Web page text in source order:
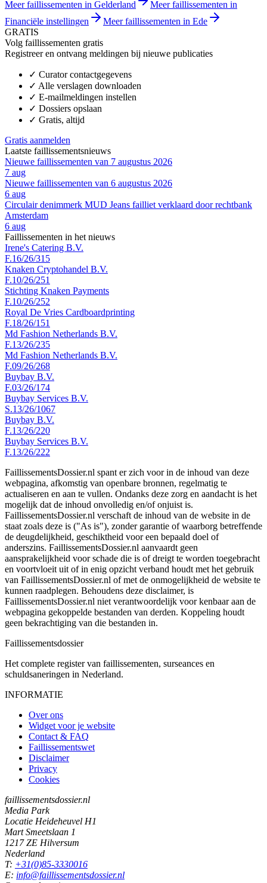
Meer faillissementen in Gelderland
Meer faillissementen in
Financiële instellingen
Meer faillissementen in Ede
GRATIS
Volg faillissementen gratis
Registreer en ontvang meldingen bij nieuwe publicaties
✓ Curator contactgegevens
✓ Alle verslagen downloaden
✓ E-mailmeldingen instellen
✓ Dossiers opslaan
✓ Gratis, altijd
Gratis aanmelden
Laatste faillissementsnieuws
Nieuwe faillissementen van 7 augustus 2026
7 aug
Nieuwe faillissementen van 6 augustus 2026
6 aug
Circulair denimmerk MUD Jeans failliet verklaard door rechtbank
Amsterdam
6 aug
Faillissementen in het nieuws
Irene's Catering B.V.
F.16/26/315
Knaken Cryptohandel B.V.
F.10/26/251
Stichting Knaken Payments
F.10/26/252
Royal De Vries Cardboardprinting
F.18/26/151
Md Fashion Netherlands B.V.
F.13/26/235
Md Fashion Netherlands B.V.
F.09/26/268
Buybay B.V.
F.03/26/174
Buybay Services B.V.
S.13/26/1067
Buybay B.V.
F.13/26/220
Buybay Services B.V.
F.13/26/222
FaillissementsDossier.nl spant er zich voor in de inhoud van deze
webpagina, afkomstig van openbare bronnen, regelmatig te
actualiseren en aan te vullen. Ondanks deze zorg en aandacht is het
mogelijk dat de inhoud onvolledig en/of onjuist is.
FaillissementsDossier.nl verschaft de inhoud van de website in de
staat zoals deze is ("As is"), zonder garantie of waarborg betreffende
de deugdelijkheid, geschiktheid voor een bepaald doel of
anderszins. FaillissementsDossier.nl aanvaardt geen
aansprakelijkheid voor schade die is of dreigt te worden toegebracht
en voortvloeit uit of in enig opzicht verband houdt met het gebruik
van FaillissementsDossier.nl of met de onmogelijkheid de website te
kunnen raadplegen. Behoudens deze disclaimer, is
FaillissementsDossier.nl niet verantwoordelijk voor kenbaar aan de
webpagina gekoppelde bestanden van derden. Koppeling houdt
geen bekrachtiging van die bestanden in.
Faillissementsdossier
Het complete register van faillissementen, surseances en
schuldsaneringen in Nederland.
INFORMATIE
Over ons
Widget voor je website
Contact & FAQ
Faillissementswet
Disclaimer
Privacy
Cookies
faillissementsdossier.nl
Media Park
Locatie Heideheuvel H1
Mart Smeetslaan 1
1217 ZE Hilversum
Nederland
T: +31(0)85-3330016
E: info@faillissementsdossier.nl